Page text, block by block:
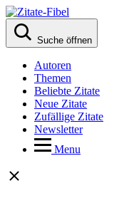
Suche öffnen
Autoren
Themen
Beliebte Zitate
Neue Zitate
Zufällige Zitate
Newsletter
Menu